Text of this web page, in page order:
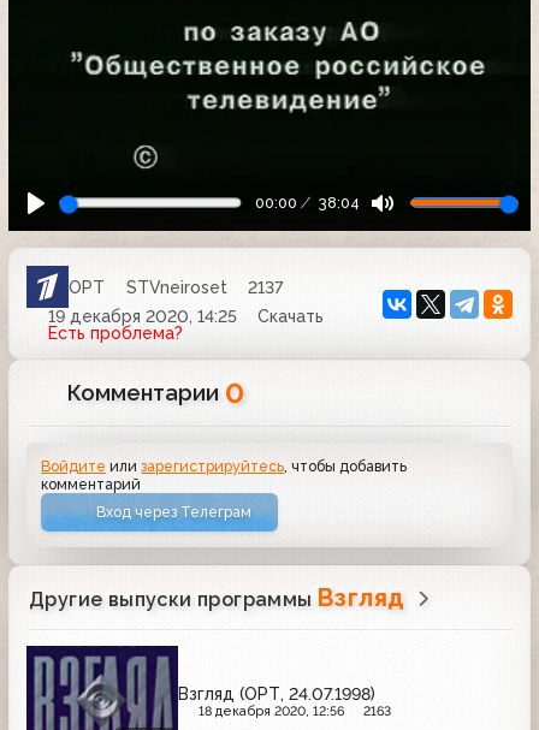
00:00 38:04
ОРТ STVneiroset
2137
19 декабря 2020, 14:25
Скачать
Есть проблема?
Комментарии 0
Войдите илизарегистрируйтесь, чтобы добавить
комментарий
Вход через Телеграм
Другие выпуски программы Взгляд
Взгляд (ОРТ, 24.07.1998)
18 декабря 2020, 12:56 2163